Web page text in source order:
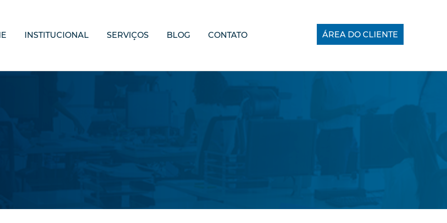
INSTITUCIONAL SERVIÇOS BLOG CONTATO ÁREA DO CLIENTE